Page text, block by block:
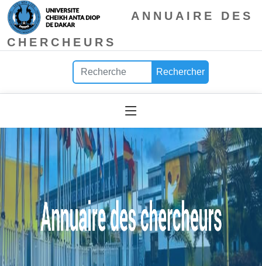
ANNUAIRE DES
CHERCHEURS
Rechercher